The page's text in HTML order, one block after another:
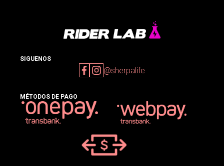
SIGUENOS
@sherpalife
MÉTODOS DE PAGO